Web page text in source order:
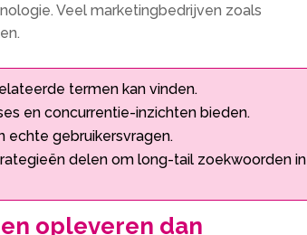
Veel marketingbedrijven zoals
termen kan vinden.​
en concurrentie-inzichten bieden.​
echte gebruikersvragen.​
delen om long-tail zoekwoorden in
opleveren dan